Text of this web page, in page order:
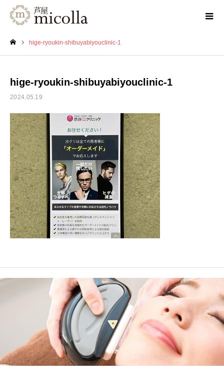
hige-ryoukin-shibuyabiyouclinic-1
hige-ryoukin-shibuyabiyouclinic-1
2024.05.19